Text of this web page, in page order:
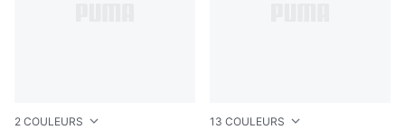
2 COULEURS 13 COULEURS